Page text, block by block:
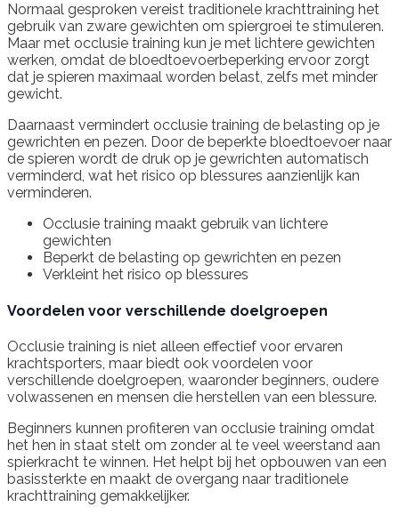
Normaal gesproken vereist traditionele krachttraining het
gebruik van zware gewichten om spiergroei te stimuleren.
Maar met occlusie training kun je met lichtere gewichten
werken, omdat de bloedtoevoerbeperking ervoor zorgt
dat je spieren maximaal worden belast, zelfs met minder
gewicht.
Daarnaast vermindert occlusie training de belasting op je
gewrichten en pezen. Door de beperkte bloedtoevoer naar
de spieren wordt de druk op je gewrichten automatisch
verminderd, wat het risico op blessures aanzienlijk kan
verminderen.
Occlusie training maakt gebruik van lichtere
gewichten
Beperkt de belasting op gewrichten en pezen
Verkleint het risico op blessures
Voordelen voor verschillende doelgroepen
Occlusie training is niet alleen effectief voor ervaren
krachtsporters, maar biedt ook voordelen voor
verschillende doelgroepen, waaronder beginners, oudere
volwassenen en mensen die herstellen van een blessure.
Beginners kunnen profiteren van occlusie training omdat
het hen in staat stelt om zonder al te veel weerstand aan
spierkracht te winnen. Het helpt bij het opbouwen van een
basissterkte en maakt de overgang naar traditionele
krachttraining gemakkelijker.